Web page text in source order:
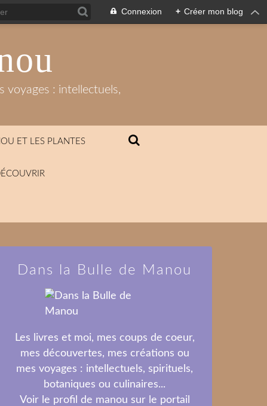
Connexion + Créer mon blog
voyages : intellectuels,
ET LES PLANTES
Dans la Bulle de Manou
Les livres et moi, mes coups de coeur,
mes découvertes, mes créations ou
mes voyages : intellectuels, spirituels,
botaniques ou culinaires...
Voir le profil de manou sur le portail